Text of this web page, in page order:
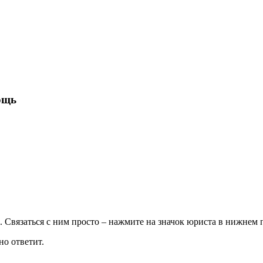
с ним просто – нажмите на значок юриста в нижнем
ответит.